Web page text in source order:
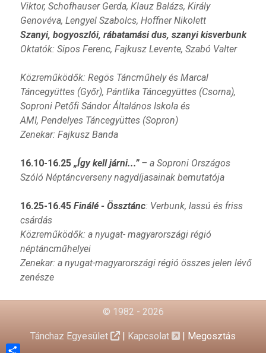
Viktor, Schofhauser Gerda, Klauz Balázs, Király
Genovéva, Lengyel Szabolcs, Hoffner Nikolett
Szanyi, bogyoszlói, rábatamási dus, szanyi kisverbunk
Oktatók: Sipos Ferenc, Fajkusz Levente, Szabó Valter
Közreműködők: Regös Táncműhely és Marcal
Táncegyüttes (Győr), Pántlika Táncegyüttes (Csorna),
Soproni Petőfi Sándor Általános Iskola és
AMI, Pendelyes Táncegyüttes (Sopron)
Zenekar: Fajkusz Banda
16.10-16.25 „Így kell járni...”– aSoproni Országos
Szóló Néptáncverseny nagydíjasainak bemutatója
16.25-16.45 Finálé - Össztánc: Verbunk, lassú és friss
csárdás
Közreműködők: a nyugat- magyarországi régió
néptáncműhelyei
Zenekar: a nyugat-magyarországi régió összes jelen lévő
zenésze
© 1982 - 2026
Tánchaz Egyesület | Kapcsolat | Megosztás